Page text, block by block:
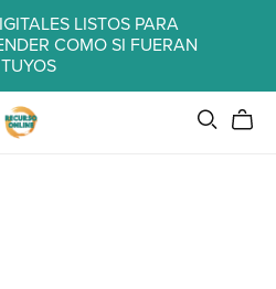
LISTOS PARA
COMO SI FUERAN
TUYOS